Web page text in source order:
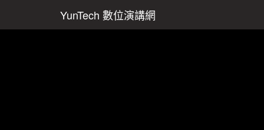
YunTech 數位演講網